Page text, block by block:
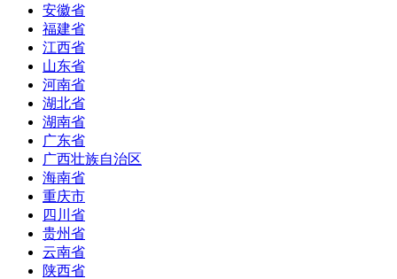
安徽省
福建省
江西省
山东省
河南省
湖北省
湖南省
广东省
广西壮族自治区
海南省
重庆市
四川省
贵州省
云南省
陕西省